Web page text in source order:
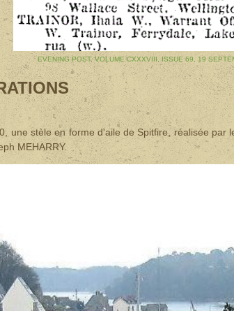
EVENING POST, VOLUME CXXXVIII, ISSUE 69, 19
une stèle en forme d'aile de Spitfire, réalisée par
MEHARRY.